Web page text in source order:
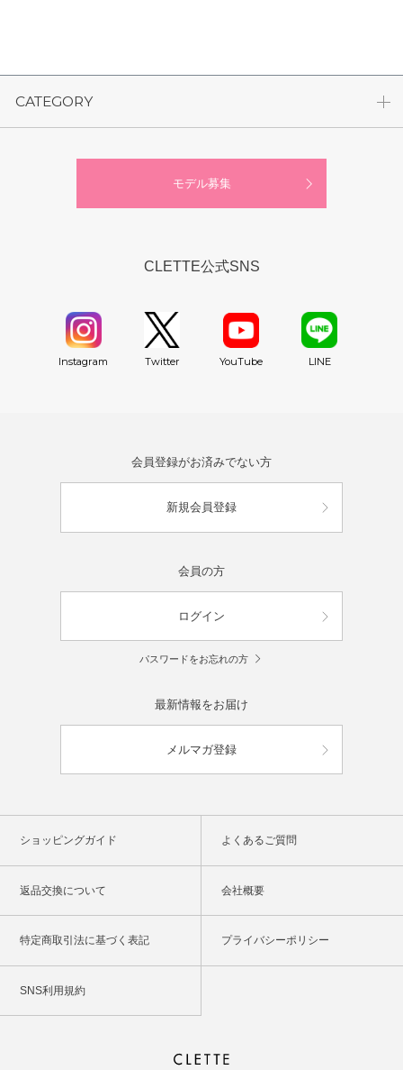
CATEGORY
モデル募集
CLETTE公式SNS
Instagram Twitter YouTube LINE
会員登録がお済みでない方
新規会員登録
会員の方
ログイン
パスワードをお忘れの方
最新情報をお届け
メルマガ登録
ショッピングガイド よくあるご質問
返品交換について 会社概要
特定商取引法に基づく表記 プライバシーポリシー
SNS利用規約